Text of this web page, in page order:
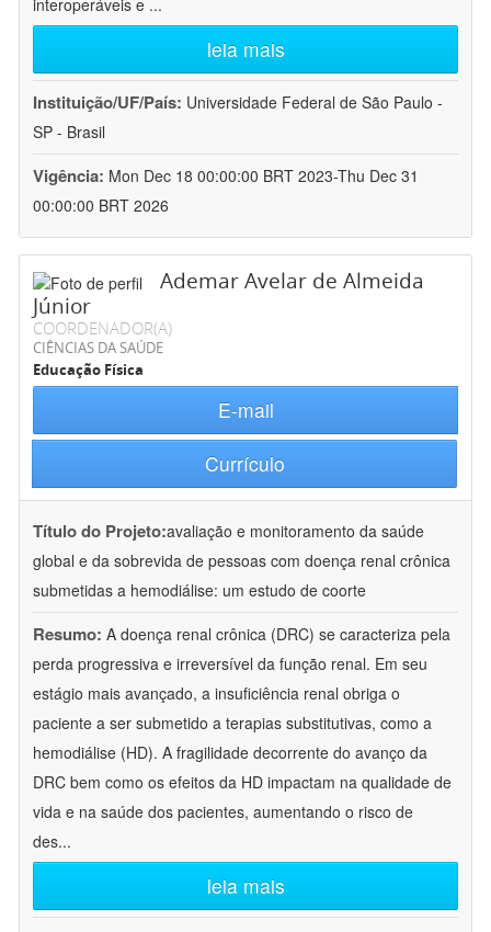
interoperáveis e ...
leia mais
Instituição/UF/País: Universidade Federal de São Paulo -
SP - Brasil
Vigência: Mon Dec 18 00:00:00 BRT 2023-Thu Dec 31
00:00:00 BRT 2026
Ademar Avelar de Almeida
Júnior
COORDENADOR(A)
CIÊNCIAS DA SAÚDE
Educação Física
E-mail
Currículo
Título do Projeto:avaliação e monitoramento da saúde
global e da sobrevida de pessoas com doença renal crônica
submetidas a hemodiálise: um estudo de coorte
Resumo: A doença renal crônica (DRC) se caracteriza pela
perda progressiva e irreversível da função renal. Em seu
estágio mais avançado, a insuficiência renal obriga o
paciente a ser submetido a terapias substitutivas, como a
hemodiálise (HD). A fragilidade decorrente do avanço da
DRC bem como os efeitos da HD impactam na qualidade de
vida e na saúde dos pacientes, aumentando o risco de
des...
leia mais